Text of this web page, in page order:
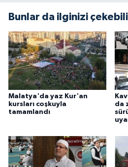
Bunlar da ilginizi
Malatya'da yaz Kur'an
kursları coşkuyla
tamamlandı
da